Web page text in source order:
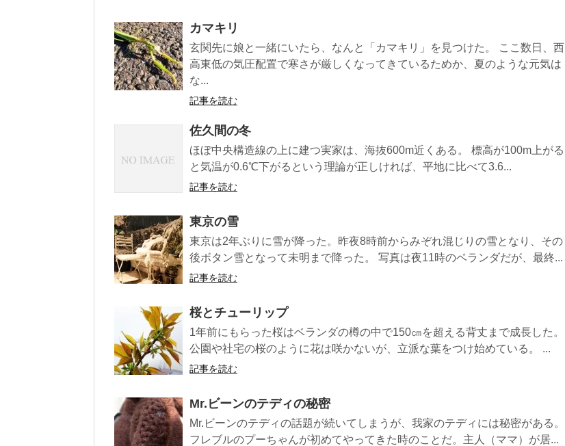
カマキリ
玄関先に娘と一緒にいたら、なんと「カマキリ」を見つけた。 ここ数日、西
高東低の気圧配置で寒さが厳しくなってきているためか、夏のような元気は
な...
記事を読む
佐久間の冬
ほぼ中央構造線の上に建つ実家は、海抜600m近くある。 標高が100m上がる
と気温が0.6℃下がるという理論が正しければ、平地に比べて3.6...
記事を読む
東京の雪
東京は2年ぶりに雪が降った。昨夜8時前からみぞれ混じりの雪となり、その
後ボタン雪となって未明まで降った。 写真は夜11時のベランダだが、最終...
記事を読む
桜とチューリップ
1年前にもらった桜はベランダの樽の中で150㎝を超える背丈まで成長した。
公園や社宅の桜のように花は咲かないが、立派な葉をつけ始めている。 ...
記事を読む
Mr.ビーンのテディの秘密
Mr.ビーンのテディの話題が続いてしまうが、我家のテディには秘密がある。
フレブルのプーちゃんが初めてやってきた時のことだ。主人（ママ）が居...